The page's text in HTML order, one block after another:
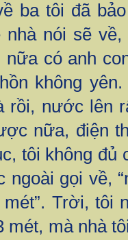
ba tôi đã
nói sẽ về,
nữa có anh
không
rồi, nước lên
nữa, điện
tôi không đủ
ngoài gọi về,
Trời, tôi
mét, mà nhà